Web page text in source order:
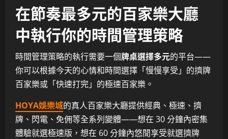
在節奏最多元的百家樂大廳
中執行你的時間管理策略
時間管理策略的執行需要一個牌桌選擇多元的平台——
你可以根據今天的心情和時間選擇「慢慢享受」的擠牌
百家樂或「快速打完」的極速百家樂。
HOYA娛樂城的真人百家樂大廳提供經典、極速、擠
牌、閃電、免佣等全系列變體——想在 30 分鐘內密集
體驗就選極速版，想在 60 分鐘內悠閒享受就選擠牌